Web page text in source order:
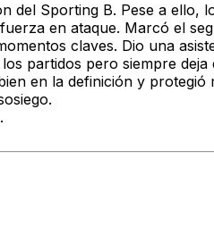
del Sporting B. Pese a ello,
en ataque. Marcó el
claves. Dio una
partidos pero siempre
en la definición y protegió